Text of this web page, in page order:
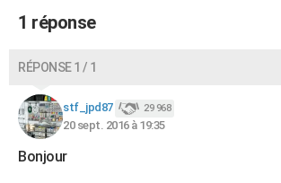
BONS PLANS
Dictionnaire
Biographies
Citations
Expressions
Proverbes
PROGRAMME TV
COPAINS D'AVANT
1 réponse
RÉPONSE 1 / 1
stf_jpd87 29 968
20 sept. 2016 à 19:35
Bonjour